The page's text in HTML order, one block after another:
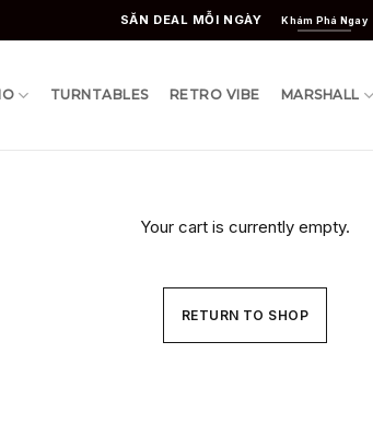
SĂN DEAL MỖI NGÀY Khám Phá Ngay
TURNTABLES RETRO VIBE MARSHALL
Your cart is currently empty.
RETURN TO SHOP